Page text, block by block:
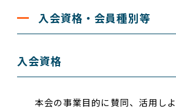
入会資格・会員種別等
入会資格
本会の事業目的に賛同、活用し